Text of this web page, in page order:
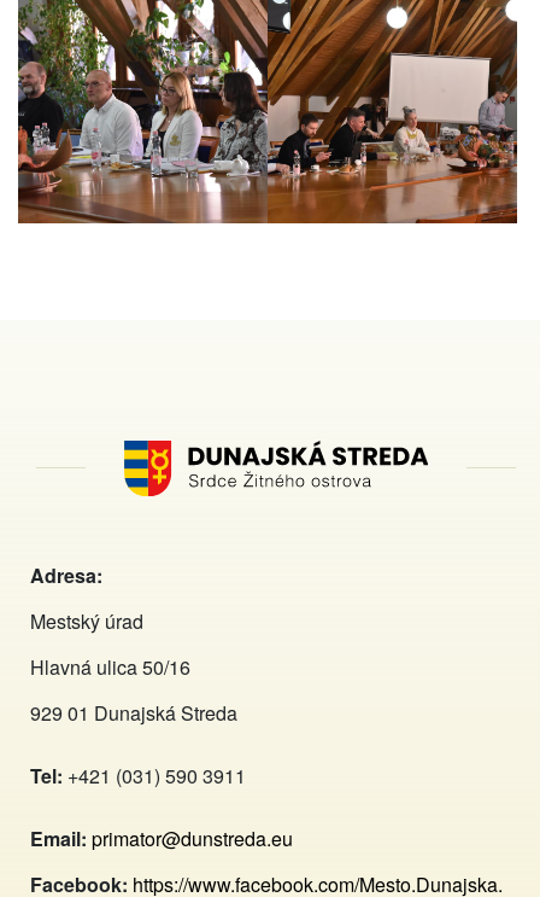
Adresa:
Mestský úrad
Hlavná ulica 50/16
929 01 Dunajská Streda
Tel: +421 (031) 590 3911
Email: primator@dunstreda.eu
Facebook: https://www.facebook.com/Mesto.Dunajska.